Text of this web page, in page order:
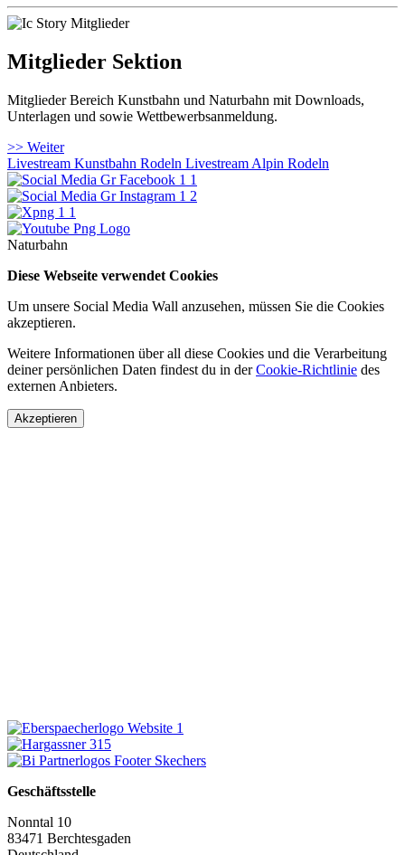
Mitglieder Sektion
Mitglieder Bereich Kunstbahn und Naturbahn mit Downloads,
Unterlagen und sowie Wettbewerbsanmeldung.
>> Weiter
Livestream Kunstbahn Rodeln Livestream Alpin Rodeln
Naturbahn
Diese Webseite verwendet Cookies
Um unsere Social Media Wall anzusehen, müssen Sie die Cookies
akzeptieren.
Weitere Informationen über all diese Cookies und die Verarbeitung
deiner persönlichen Daten findest du in derCookie-Richtlinie des
externen Anbieters.
Akzeptieren
Geschäftsstelle
Nonntal 10
83471 Berchtesgaden